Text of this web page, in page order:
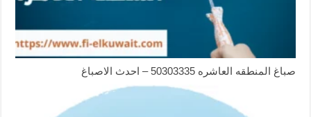
صباغ المنطقه العاشره 50303335 – احدث الاصباغ